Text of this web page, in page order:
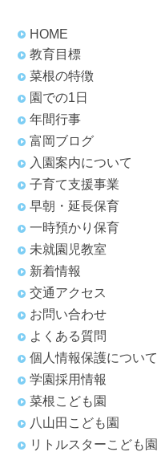
HOME
教育目標
菜根の特徴
園での1日
年間行事
富岡ブログ
入園案内について
子育て支援事業
早朝・延長保育
一時預かり保育
未就園児教室
新着情報
交通アクセス
お問い合わせ
よくある質問
個人情報保護について
学園採用情報
菜根こども園
八山田こども園
リトルスターこども園